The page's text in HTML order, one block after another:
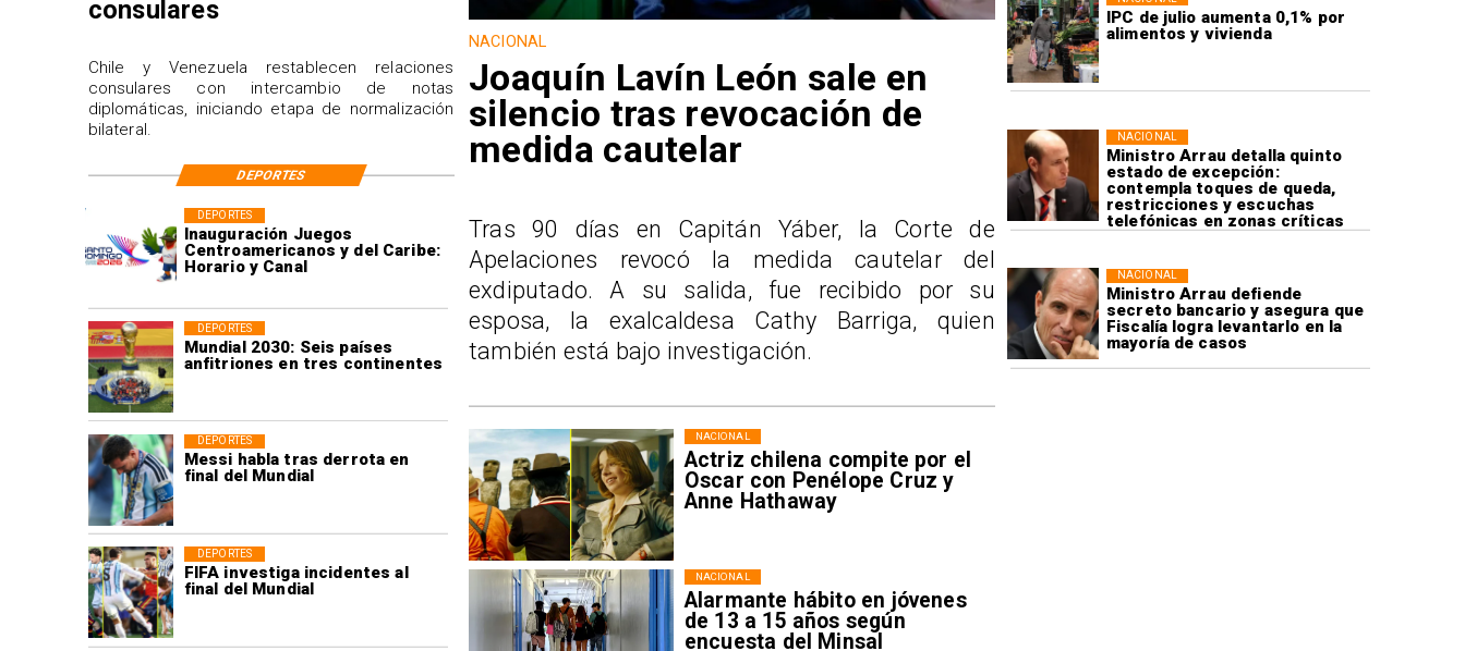
IPC de julio aumenta 0,1% por
alimentos y vivienda
Ministro Arrau detalla quinto
estado de excepción:
contempla toques de queda,
restricciones y escuchas
telefónicas en zonas críticas
NACIONAL
Ministro Arrau defiende
secreto bancario y asegura que
Fiscalía logra levantarlo en la
mayoría de casos
NACIONAL
Inauguración Juegos
Centroamericanos y del Caribe:
Horario y Canal
DEPORTES
Mundial 2030: Seis países
anfitriones en tres continentes
DEPORTES
Messi habla tras derrota en
final del Mundial
DEPORTES
FIFA investiga incidentes al
final del Mundial
DEPORTES
Actriz chilena compite por el
Oscar con Penélope Cruz y
Anne Hathaway
NACIONAL
Alarmante hábito en jóvenes
de 13 a 15 años según
encuesta del Minsal
NACIONAL
consulares
Chile y Venezuela restablecen relaciones
consulares con intercambio de notas
diplomáticas, iniciando etapa de normalización
bilateral.
NACIONAL
Joaquín Lavín León sale en
silencio tras revocación de
medida cautelar
Tras 90 días en Capitán Yáber, la Corte de
Apelaciones revocó la medida cautelar del
exdiputado. A su salida, fue recibido por su
esposa, la exalcaldesa Cathy Barriga, quien
también está bajo investigación.
DEPORTES